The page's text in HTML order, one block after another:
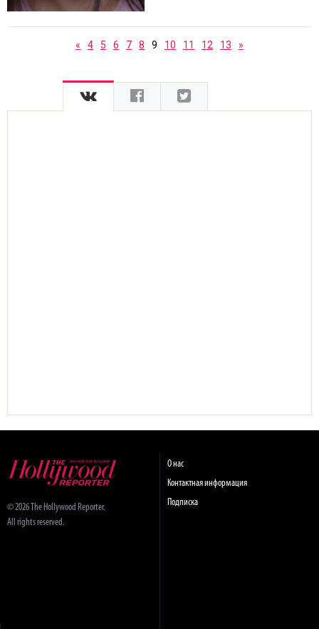
« 4 5 6 7 8 9 10 11 12 13 »
© 2026 The Hollywood Reporter.
All rights reserved.
О нас
Контактная информация
Подписка